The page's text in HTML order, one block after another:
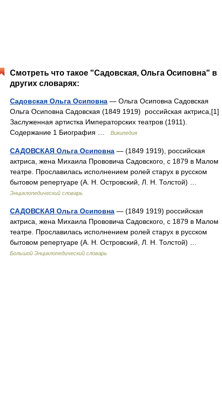
Смотреть что такое "Садовская, Ольга Осиповна" в
других словарях:
Садовская Ольга Осиповна — Ольга Осиповна Садовская
Ольга Осиповна Садовская (1849 1919) российская актриса,[1]
Заслуженная артистка Императорских театров (1911).
Содержание 1 Биография …
Википедия
САДОВСКАЯ Ольга Осиповна — (1849 1919), российская
актриса, жена Михаила Прововича Садовского, с 1879 в Малом
театре. Прославилась исполнением ролей старух в русском
бытовом репертуаре (А. Н. Островский, Л. Н. Толстой) …
Энциклопедический словарь
САДОВСКАЯ Ольга Осиповна — (1849 1919) российская
актриса, жена Михаила Прововича Садовского, с 1879 в Малом
театре. Прославилась исполнением ролей старух в русском
бытовом репертуаре (А. Н. Островский, Л. Н. Толстой) …
Большой Энциклопедический словарь